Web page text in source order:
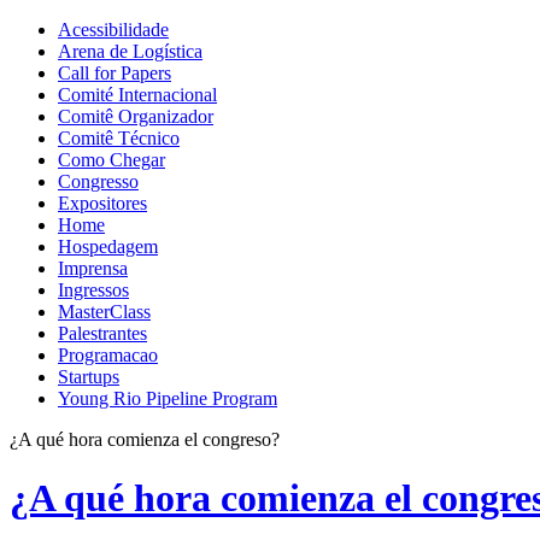
Acessibilidade
Arena de Logística
Call for Papers
Comité Internacional
Comitê Organizador
Comitê Técnico
Como Chegar
Congresso
Expositores
Home
Hospedagem
Imprensa
Ingressos
MasterClass
Palestrantes
Programacao
Startups
Young Rio Pipeline Program
¿A qué hora comienza el congreso?
¿A qué hora comienza el